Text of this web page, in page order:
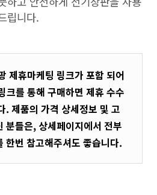
립니다.
제휴마케팅 링크가 포함 되어
크를 통해 구매하면 제휴 수수
. 제품의 가격 상세정보 및 고
분들은, 상세페이지에서 전부
한번 참고해주셔도 좋습니다.